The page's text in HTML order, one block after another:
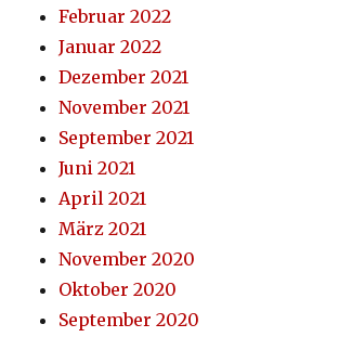
Februar 2022
Januar 2022
Dezember 2021
November 2021
September 2021
Juni 2021
April 2021
März 2021
November 2020
Oktober 2020
September 2020